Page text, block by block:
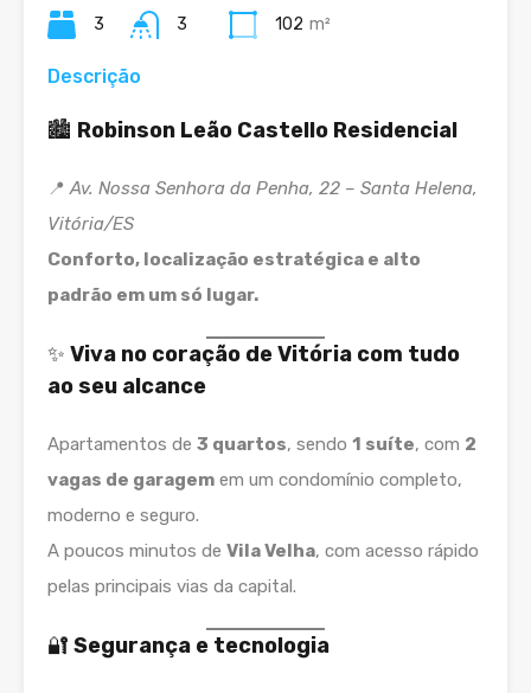
3 3 102 m²
Descrição
🏙️ Robinson Leão Castello Residencial
📍Av. Nossa Senhora da Penha, 22 – Santa Helena,
Vitória/ES
Conforto, localização estratégica e alto
padrão em um só lugar.
✨ Viva no coração de Vitória com tudo
ao seu alcance
Apartamentos de 3 quartos, sendo 1 suíte, com 2
vagas de garagem em um condomínio completo,
moderno e seguro.
A poucos minutos de Vila Velha, com acesso rápido
pelas principais vias da capital.
🔐 Segurança e tecnologia